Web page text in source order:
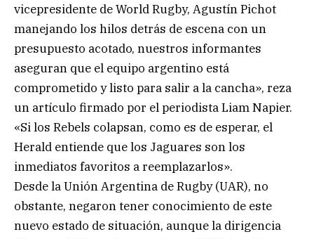
vicepresidente de World Rugby, Agustín Pichot
manejando los hilos detrás de escena con un
presupuesto acotado, nuestros informantes
aseguran que el equipo argentino está
comprometido y listo para salir a la cancha», reza
un artículo firmado por el periodista Liam Napier.
«Si los Rebels colapsan, como es de esperar, el
Herald entiende que los Jaguares son los
inmediatos favoritos a reemplazarlos».
Desde la Unión Argentina de Rugby (UAR), no
obstante, negaron tener conocimiento de este
nuevo estado de situación, aunque la dirigencia